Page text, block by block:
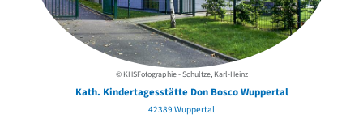
© KHSFotographie - Schultze, Karl-Heinz
Kath. Kindertagesstätte Don Bosco Wuppertal
42389 Wuppertal